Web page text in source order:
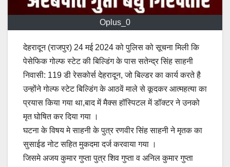
Oplus_0
देहरादून (राजपुर) 24 मई 2024 को पुलिस को सूचना मिली कि
पेसेफिक गोल्फ स्टेट की बिल्डिंग के पास सतेन्द्र सिंह साहनी
निवासी: 119 डी रेसकोर्स देहरादून, जो बिल्डर का कार्य करते है
उन्होंने गोल्फ स्टेट बिल्डिंग के आठवें माले से कूदकर आत्महत्या का
प्रयास किया गया था,बाद में मैक्स हॉस्पिटल में डॉक्टर ने उनको
मृत घोषित कर दिया गया ।
घटना के विषय मे साहनी के पुत्र रणवीर सिंह साहनी ने मृतक का
सुसाईड नोट सहित मुकदमा दर्ज करवाया गया ।
जिसमे अजय कुमार गुप्ता पुत्र शिव गुप्ता व अनिल कुमार गुप्ता